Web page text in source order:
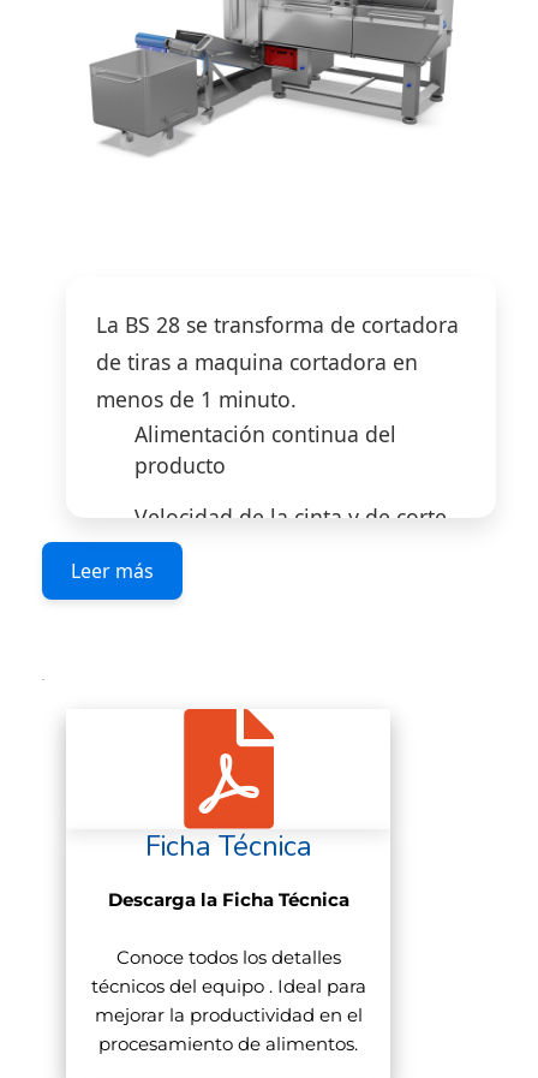
La BS 28 se transforma de cortadora
de tiras a maquina cortadora en
menos de 1 minuto.
Alimentación continua del
producto
Velocidad de la cinta y de corte
variable
Cuchilla para tiras y sellos
Control por programador
Leer más
Ficha Técnica
Descarga la Ficha Técnica
Conoce todos los detalles
técnicos del equipo . Ideal para
mejorar la productividad en el
procesamiento de alimentos.